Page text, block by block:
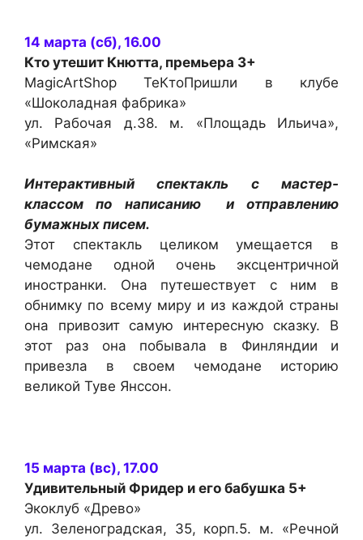
14 марта (сб), 16.00
Кто утешит Кнютта, премьера 3+
MagicArtShop ТеКтоПришли в клубе
«Шоколадная фабрика»
ул. Рабочая д.38. м. «Площадь Ильича»,
«Римская»
Интерактивный спектакль с мастер-
классом по написанию и отправлению
бумажных писем.
Этот спектакль целиком умещается в
чемодане одной очень эксцентричной
иностранки. Она путешествует с ним в
обнимку по всему миру и из каждой страны
она привозит самую интересную сказку. В
этот раз она побывала в Финляндии и
привезла в своем чемодане историю
великой Туве Янссон.
15 марта (вс), 17.00
Удивительный Фридер и его бабушка 5+
Экоклуб «Древо»
ул. Зеленоградская, 35, корп.5. м. «Речной